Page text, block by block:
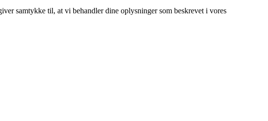
samtykke til, at vi behandler dine oplysninger som beskrevet i vores